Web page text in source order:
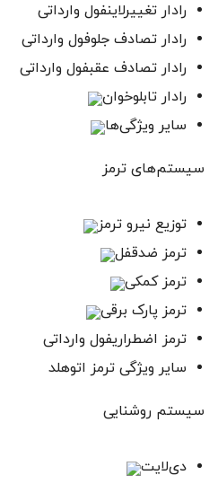
رادار تغییرلاینفول وارداتی
رادار تصادف جلوفول وارداتی
رادار تصادف عقبفول وارداتی
رادار تابلوخوان
سایر ویژگی‌ها
سیستم‌های ترمز
توزیع نیرو ترمز
ترمز ضدقفل
ترمز کمکی
ترمز پارک برقی
ترمز اضطراریفول وارداتی
سایر ویژگی‌ ترمز اتوهلد
سیستم‌ روشنایی
دی‌لایت